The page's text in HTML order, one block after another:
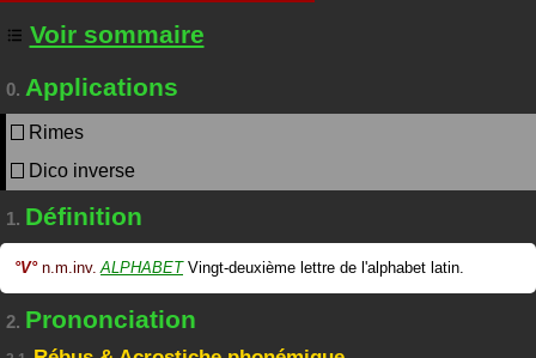
Voir sommaire
0. Applications
Rimes
Dico inverse
1. Définition
°V° n.m.inv. ALPHABET Vingt-deuxième lettre de l'alphabet latin.
2. Prononciation